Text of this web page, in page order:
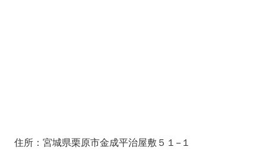
住所：宮城県栗原市金成平治屋敷５１−１